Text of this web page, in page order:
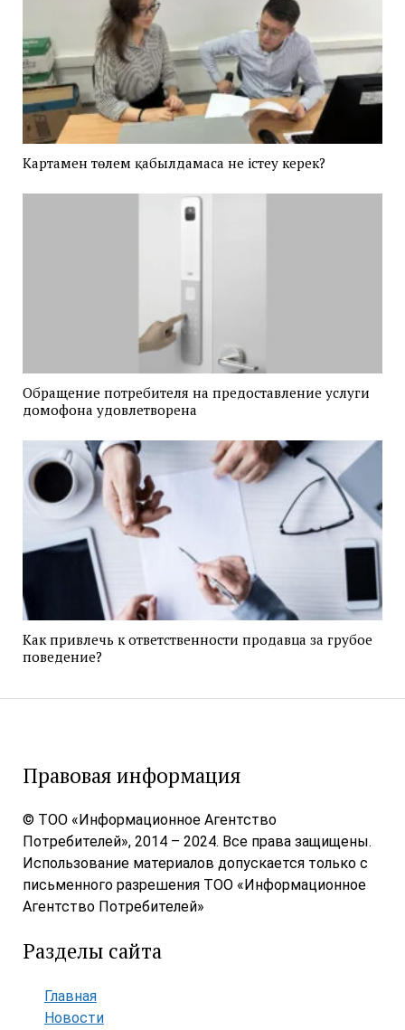
Картамен төлем қабылдамаса не істеу керек?
Обращение потребителя на предоставление услуги
домофона удовлетворена
Как привлечь к ответственности продавца за грубое
поведение?
Правовая информация
© ТОО «Информационное Агентство
Потребителей», 2014 – 2024. Все права защищены.
Использование материалов допускается только с
письменного разрешения ТОО «Информационное
Агентство Потребителей»
Разделы сайта
Главная
Новости